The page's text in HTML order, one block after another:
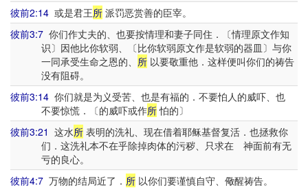
彼前2:14 或是君王所 派罚恶赏善的臣宰。
彼前3:7 你们作丈夫的、也要按情理和妻子同住．〔情理原文作知
识〕因他比你软弱、〔比你软弱原文作是软弱的器皿〕与你
一同承受生命之恩的、 所以要敬重他．这样便叫你们的祷告
没有阻碍。
彼前3:14 你们就是为义受苦、也是有福的．不要怕人的威吓、也
不要惊慌．〔的威吓或作所怕的〕
彼前3:21 这水所 表明的洗礼、现在借着耶稣基督复活．也拯救你
们．这洗礼本不在乎除掉肉体的污秽、只求在 神面前有无
亏的良心。
彼前4:7 万物的结局近了． 所 以你们要谨慎自守、儆醒祷告。